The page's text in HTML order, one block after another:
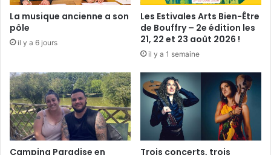
d
e
d
m
a
i
n
La musique ancienne a son
pôle
il y a 6 jours
Les Estivales Arts Bien-Être
de Bouffry – 2e édition les
21, 22 et 23 août 2026 !
il y a 1 semaine
Camping Paradise en
Trois concerts, trois